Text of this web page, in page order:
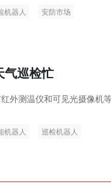
机器人 安防市场
气巡检忙
外测温仪和可见光摄像机
机器人 巡检机器人